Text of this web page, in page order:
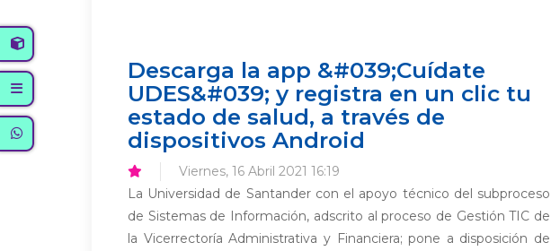
Descarga la app &#039;Cuídate
UDES&#039; y registra en un clic tu
estado de salud, a través de
dispositivos Android
Viernes, 16 Abril 2021 16:19
La Universidad de Santander con el apoyo técnico del subproceso
de Sistemas de Información, adscrito al proceso de Gestión TIC de
la Vicerrectoría Administrativa y Financiera; pone a disposición de